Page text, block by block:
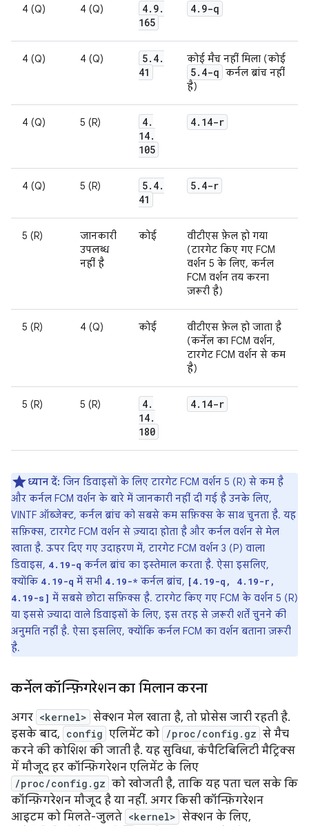
4 (Q) 4 (Q) 4. 9.
165
4. 9-q
4 (Q) 4 (Q) 5. 4.
41
कोई मैच नहीं मिला (कोई
5. 4-q कर्नल ब्रांच नहीं
है)
4 (Q) 5 (R) 4.
14.
105
4. 14-r
4 (Q) 5 (R) 5. 4.
41
5. 4-r
5 (R)
जानकारी
उपलब्ध
नहीं है
कोई
वीटीएस फ़ेल हो गया
(टारगेट किए गए FCM
वर्शन 5 के लिए, कर्नल
FCM वर्शन तय करना
ज़रूरी है)
5 (R) 4 (Q) कोई
वीटीएस फ़ेल हो जाता है
(कर्नेल का FCM वर्शन,
टारगेट FCM वर्शन से कम
है)
5 (R) 5 (R) 4.
14.
180
4. 14-r
ध्यान दें: जिन डिवाइसों के लिए टारगेट FCM वर्शन 5 (R) से कम है
और कर्नल FCM वर्शन के बारे में जानकारी नहीं दी गई है उनके लिए,
VINTF ऑब्जेक्ट, कर्नल ब्रांच को सबसे कम सफ़िक्स के साथ चुनता है. यह
सफ़िक्स, टारगेट FCM वर्शन से ज़्यादा होता है और कर्नल वर्शन से मेल
खाता है. ऊपर दिए गए उदाहरण में, टारगेट FCM वर्शन 3 (P) वाला
डिवाइस, 4.19-q कर्नल ब्रांच का इस्तेमाल करता है. ऐसा इसलिए,
क्योंकि 4.19-q में सभी 4.19-* कर्नल ब्रांच, [4.19-q, 4.19-r,
4.19-s] में सबसे छोटा सफ़िक्स है. टारगेट किए गए FCM के वर्शन 5 (R)
या इससे ज़्यादा वाले डिवाइसों के लिए, इस तरह से ज़रूरी शर्तें चुनने की
अनुमति नहीं है. ऐसा इसलिए, क्योंकि कर्नल FCM का वर्शन बताना ज़रूरी
है.
कर्नेल कॉन्फ़िगरेशन का मिलान करना
अगर <kernel> सेक्शन मेल खाता है, तो प्रोसेस जारी रहती है.
इसके बाद, config एलिमेंट को /proc/config.gz से मैच
करने की कोशिश की जाती है. यह सुविधा, कंपैटिबिलिटी मैट्रिक्स
में मौजूद हर कॉन्फ़िगरेशन एलिमेंट के लिए
/proc/config.gz को खोजती है, ताकि यह पता चल सके कि
कॉन्फ़िगरेशन मौजूद है या नहीं. अगर किसी कॉन्फ़िगरेशन
आइटम को मिलते-जुलते <kernel> सेक्शन के लिए,